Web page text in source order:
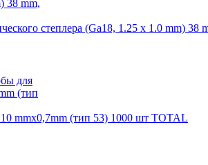
степлера (Ga18, 1.25 x 1.0 mm)
mmx0,7mm (тип 53) 1000 шт TOTAL